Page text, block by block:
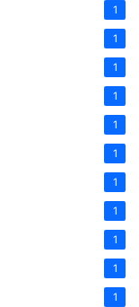
1
1
1
1
1
1
1
1
1
1
1